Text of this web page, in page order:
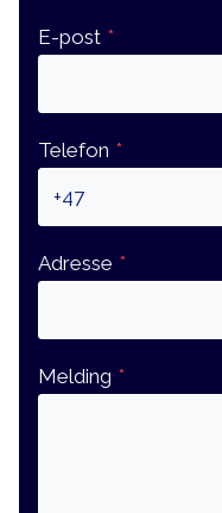
E-post *
Telefon *
Adresse *
Melding *